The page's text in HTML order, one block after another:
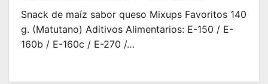
Snack de maíz sabor queso Mixups Favoritos 140
g. (Matutano) Aditivos Alimentarios: E-150 / E-
160b / E-160c / E-270 /…